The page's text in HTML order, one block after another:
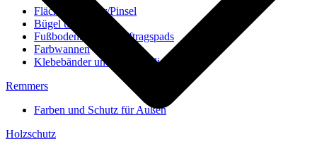
Flächenstreicher/Pinsel
Bügel und Rollen
Fußbodenbürsten/Auftragspads
Farbwannen
Klebebänder und Abdeckvlies
Remmers
Farben und Schutz für Außen
Holzschutz